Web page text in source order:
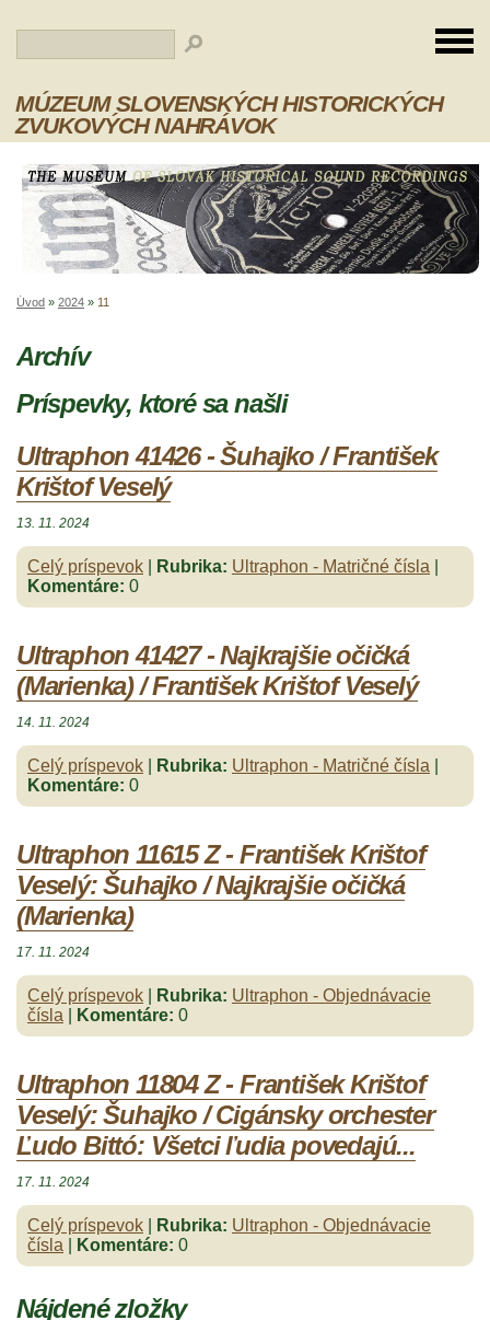
MÚZEUM SLOVENSKÝCH HISTORICKÝCH
ZVUKOVÝCH NAHRÁVOK
Úvod » 2024 » 11
Archív
Príspevky, ktoré sa našli
Ultraphon 41426 - Šuhajko / František
Krištof Veselý
13. 11. 2024
Celý príspevok Rubrika: Ultraphon - Matričné čísla
Komentáre: 0
Ultraphon 41427 - Najkrajšie očičká
(Marienka) / František Krištof Veselý
14. 11. 2024
Celý príspevok Rubrika: Ultraphon - Matričné čísla
Komentáre: 0
Ultraphon 11615 Z - František Krištof
Veselý: Šuhajko / Najkrajšie očičká
(Marienka)
17. 11. 2024
Celý príspevok Rubrika: Ultraphon - Objednávacie
čísla
Komentáre: 0
Ultraphon 11804 Z - František Krištof
Veselý: Šuhajko / Cigánsky orchester
Ľudo Bittó: Všetci ľudia povedajú...
17. 11. 2024
Celý príspevok Rubrika: Ultraphon - Objednávacie
čísla
Komentáre: 0
Nájdené zložky